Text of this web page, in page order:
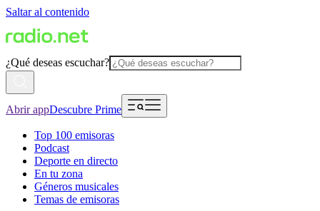
Saltar al contenido
¿Qué deseas escuchar?
Abrir appDescubre Prime
Top 100 emisoras
Podcast
Deporte en directo
En tu zona
Géneros musicales
Temas de emisoras